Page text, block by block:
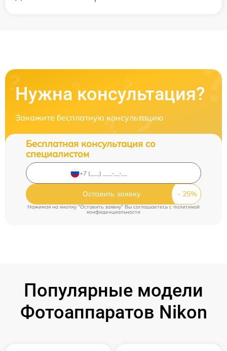
Нужна консультация?
Закажите бесплатную консультацию
Бесплатная консультация со
специалистом
Оставить заявку
Нажимая на кнопку "Оставить заявку" Вы соглашаетесь cполитикой
конфиденциальности
Популярные модели
Фотоаппаратов Nikon